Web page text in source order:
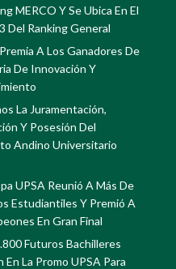
MERCO Y Se Ubica En El
Del Ranking General
A Los Ganadores De
De Innovación Y
La Juramentación,
Y Posesión Del
Andino Universitario
UPSA Reunió A Más De
Estudiantiles Y Premió A
En Gran Final
Futuros Bachilleres
En La Promo UPSA Para